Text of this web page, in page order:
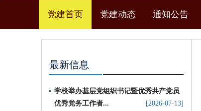
党建首页 党建动态 通知公告
最新信息
学校举办基层党组织书记暨优秀共产党员
优秀党务工作者...
[2026-07-13]